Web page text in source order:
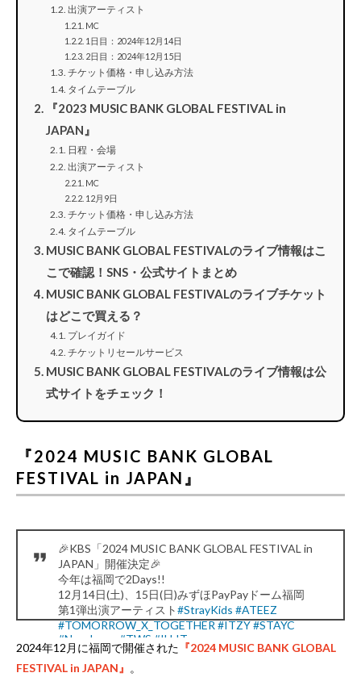
出演アーティスト
MC
1日目：2024年12月14日
2日目：2024年12月15日
チケット価格・申し込み方法
タイムテーブル
『2023 MUSIC BANK GLOBAL FESTIVAL in
JAPAN』
日程・会場
出演アーティスト
MC
12月9日
チケット価格・申し込み方法
タイムテーブル
MUSIC BANK GLOBAL FESTIVALのライブ情報はこ
こで確認！SNS・公式サイトまとめ
MUSIC BANK GLOBAL FESTIVALのライブチケット
はどこで買える？
プレイガイド
チケットリセールサービス
MUSIC BANK GLOBAL FESTIVALのライブ情報は公
式サイトをチェック！
『2024 MUSIC BANK GLOBAL
FESTIVAL in JAPAN』
🎉KBS「2024 MUSIC BANK GLOBAL FESTIVAL in
JAPAN」開催決定🎉
今年は福岡で2Days!!
12月14日(土)、15日(日)みずほPayPayドーム福岡
第1弾出演アーティスト#StrayKids #ATEEZ
#TOMORROW_X_TOGETHER#ITZY#STAYC
#NewJeans
#TWS #ILLIT
の8組!今後追加発表あり!
詳細👇https://t.co/Gop04L2RhZ
2024年12月に福岡で開催された 『2024 MUSIC BANK GLOBAL
FESTIVAL in JAPAN』 。